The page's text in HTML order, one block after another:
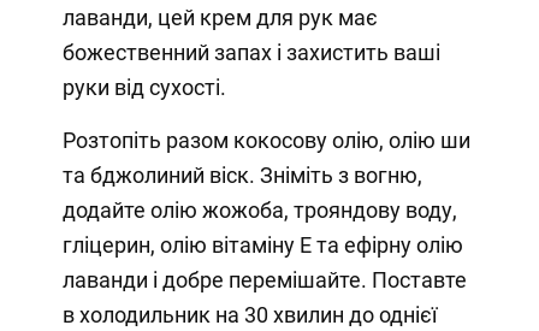
лаванди, цей крем для рук має
божественний запах і захистить ваші
руки від сухості.
Розтопіть разом кокосову олію, олію ши
та бджолиний віск. Зніміть з вогню,
додайте олію жожоба, трояндову воду,
гліцерин, олію вітаміну Е та ефірну олію
лаванди і добре перемішайте. Поставте
в холодильник на 30 хвилин до однієї